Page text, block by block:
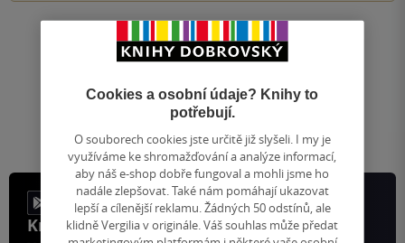
Nahoru
Zobrazeno 20 z 20
Přejít
na
stránku
/ 1
Knihy, recenze a klubové výhody
Cookies a osobní údaje? Knihy to
potřebují.
O souborech cookies jste určitě již slyšeli. I my je
využíváme ke shromažďování a analýze informací,
aby náš e-shop dobře fungoval a mohli jsme ho
nadále zlepšovat. Také nám pomáhají ukazovat
lepší a cílenější reklamu. Žádných 50 odstínů, ale
klidně Vergilia v originále. Váš souhlas může předat